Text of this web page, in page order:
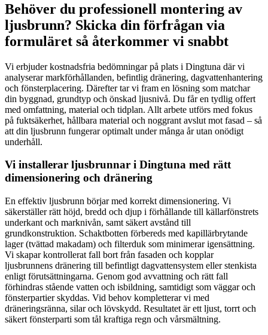
Behöver du professionell montering av
ljusbrunn? Skicka din förfrågan via
formuläret så återkommer vi snabbt
Vi erbjuder kostnadsfria bedömningar på plats i Dingtuna där vi
analyserar markförhållanden, befintlig dränering, dagvattenhantering
och fönsterplacering. Därefter tar vi fram en lösning som matchar
din byggnad, grundtyp och önskad ljusnivå. Du får en tydlig offert
med omfattning, material och tidplan. Allt arbete utförs med fokus
på fuktsäkerhet, hållbara material och noggrant avslut mot fasad – så
att din ljusbrunn fungerar optimalt under många år utan onödigt
underhåll.
Vi installerar ljusbrunnar i Dingtuna med rätt
dimensionering och dränering
En effektiv ljusbrunn börjar med korrekt dimensionering. Vi
säkerställer rätt höjd, bredd och djup i förhållande till källarfönstrets
underkant och marknivån, samt säkert avstånd till
grundkonstruktion. Schaktbotten förbereds med kapillärbrytande
lager (tvättad makadam) och filterduk som minimerar igensättning.
Vi skapar kontrollerat fall bort från fasaden och kopplar
ljusbrunnens dränering till befintligt dagvattensystem eller stenkista
enligt förutsättningarna. Genom god avvattning och rätt fall
förhindras stående vatten och isbildning, samtidigt som väggar och
fönsterpartier skyddas. Vid behov kompletterar vi med
dräneringsränna, silar och lövskydd. Resultatet är ett ljust, torrt och
säkert fönsterparti som tål kraftiga regn och vårsmältning.